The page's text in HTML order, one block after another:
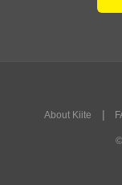
About Kiite
©